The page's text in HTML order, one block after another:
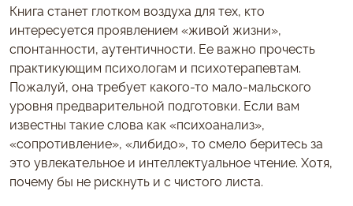
Книга станет глотком воздуха для тех, кто
интересуется проявлением «живой жизни»,
спонтанности, аутентичности. Ее важно прочесть
практикующим психологам и психотерапевтам.
Пожалуй, она требует какого-то мало-мальского
уровня предварительной подготовки. Если вам
известны такие слова как «психоанализ»,
«сопротивление», «либидо», то смело беритесь за
это увлекательное и интеллектуальное чтение. Хотя,
почему бы не рискнуть и с чистого листа.